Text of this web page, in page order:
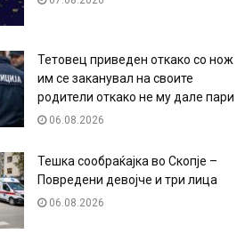
Тетовец приведен откако со нож
им се заканувал на своите
родители откако не му дале пари
06.08.2026
Тешка сообраќајка во Скопје –
Повредени девојче и три лица
06.08.2026